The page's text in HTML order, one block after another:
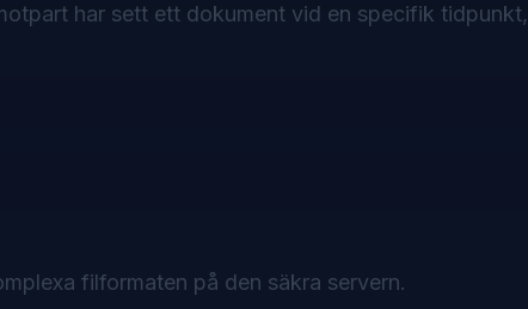
har sett ett dokument vid en specifik tidpunkt,
filformaten på den säkra servern.